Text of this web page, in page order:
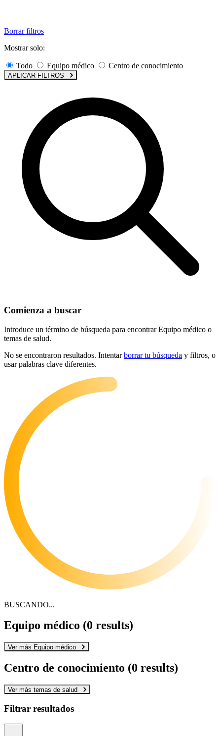
Borrar filtros
Mostrar solo:
Todo Equipo médico Centro de conocimiento
APLICAR FILTROS
Comienza a buscar
Introduce un término de búsqueda para encontrar Equipo médico o
temas de salud.
No se encontraron resultados. Intentarborrar tu búsqueda y filtros, o
usar palabras clave diferentes.
BUSCANDO...
Equipo médico (0 results)
Ver más Equipo médico
Centro de conocimiento (0 results)
Ver más temas de salud
Filtrar resultados